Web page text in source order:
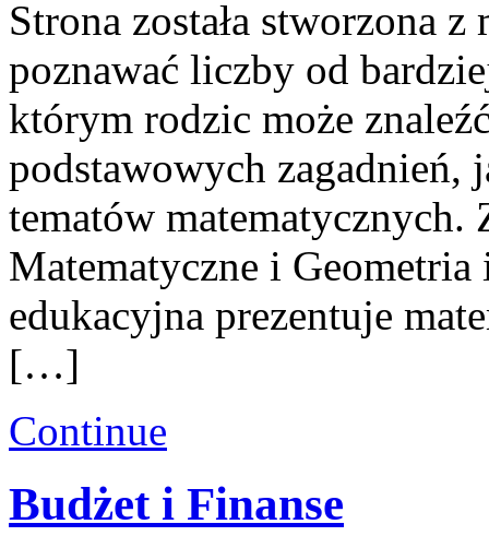
Strona została stworzona
poznawać liczby od
którym rodzic może
podstawowych zagadnień,
tematów matematycznych.
Matematyczne i
edukacyjna prezentuje
[…]
Continue
Budżet i Finanse